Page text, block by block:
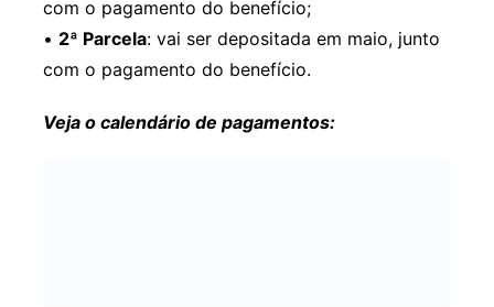
com o pagamento do benefício;
• 2ª Parcela: vai ser depositada em maio, junto
com o pagamento do benefício.
Veja o calendário de pagamentos: